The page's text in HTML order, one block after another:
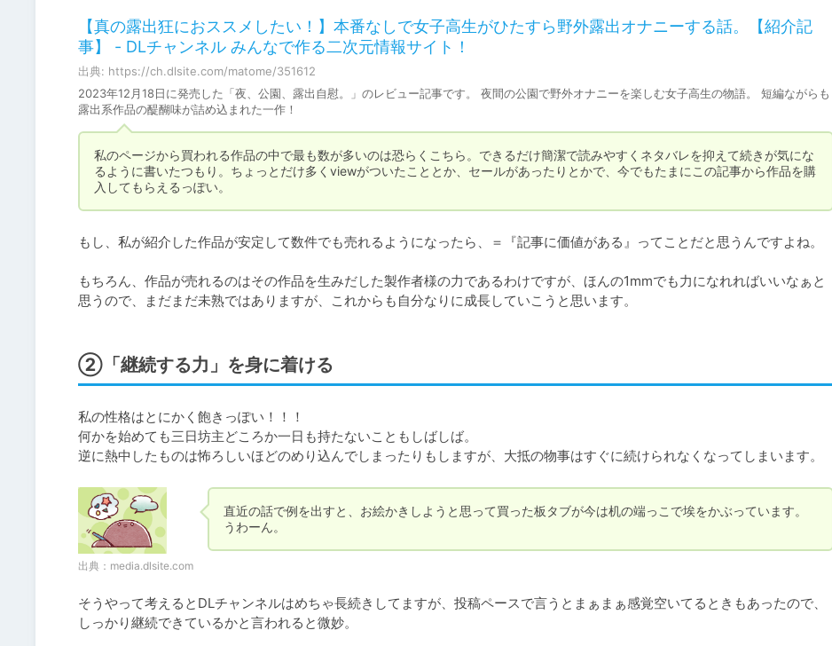
【真の露出狂におススメしたい！】本番なしで女子高生がひたすら野外露出オナニーする話。【紹介記
事】 - DLチャンネル みんなで作る二次元情報サイト！
出典: https://ch.dlsite.com/matome/351612
2023年12月18日に発売した「夜、公園、露出自慰。」のレビュー記事です。 夜間の公園で野外オナニーを楽しむ女子高生の物語。 短編ながらも
露出系作品の醍醐味が詰め込まれた一作！
私のページから買われる作品の中で最も数が多いのは恐らくこちら。できるだけ簡潔で読みやすくネタバレを抑えて続きが気にな
るように書いたつもり。ちょっとだけ多くviewがついたこととか、セールがあったりとかで、今でもたまにこの記事から作品を購
入してもらえるっぽい。
もし、私が紹介した作品が安定して数件でも売れるようになったら、＝『記事に価値がある』ってことだと思うんですよね。
もちろん、作品が売れるのはその作品を生みだした製作者様の力であるわけですが、ほんの1mmでも力になれればいいなぁと
思うので、まだまだ未熟ではありますが、これからも自分なりに成長していこうと思います。
②「継続する力」を身に着ける
私の性格はとにかく飽きっぽい！！！
何かを始めても三日坊主どころか一日も持たないこともしばしば。
逆に熱中したものは怖ろしいほどのめり込んでしまったりもしますが、大抵の物事はすぐに続けられなくなってしまいます。
出典： media.dlsite.com
直近の話で例を出すと、お絵かきしようと思って買った板タブが今は机の端っこで埃をかぶっています。
うわーん。
そうやって考えるとDLチャンネルはめちゃ長続きしてますが、投稿ペースで言うとまぁまぁ感覚空いてるときもあったので、
しっかり継続できているかと言われると微妙。